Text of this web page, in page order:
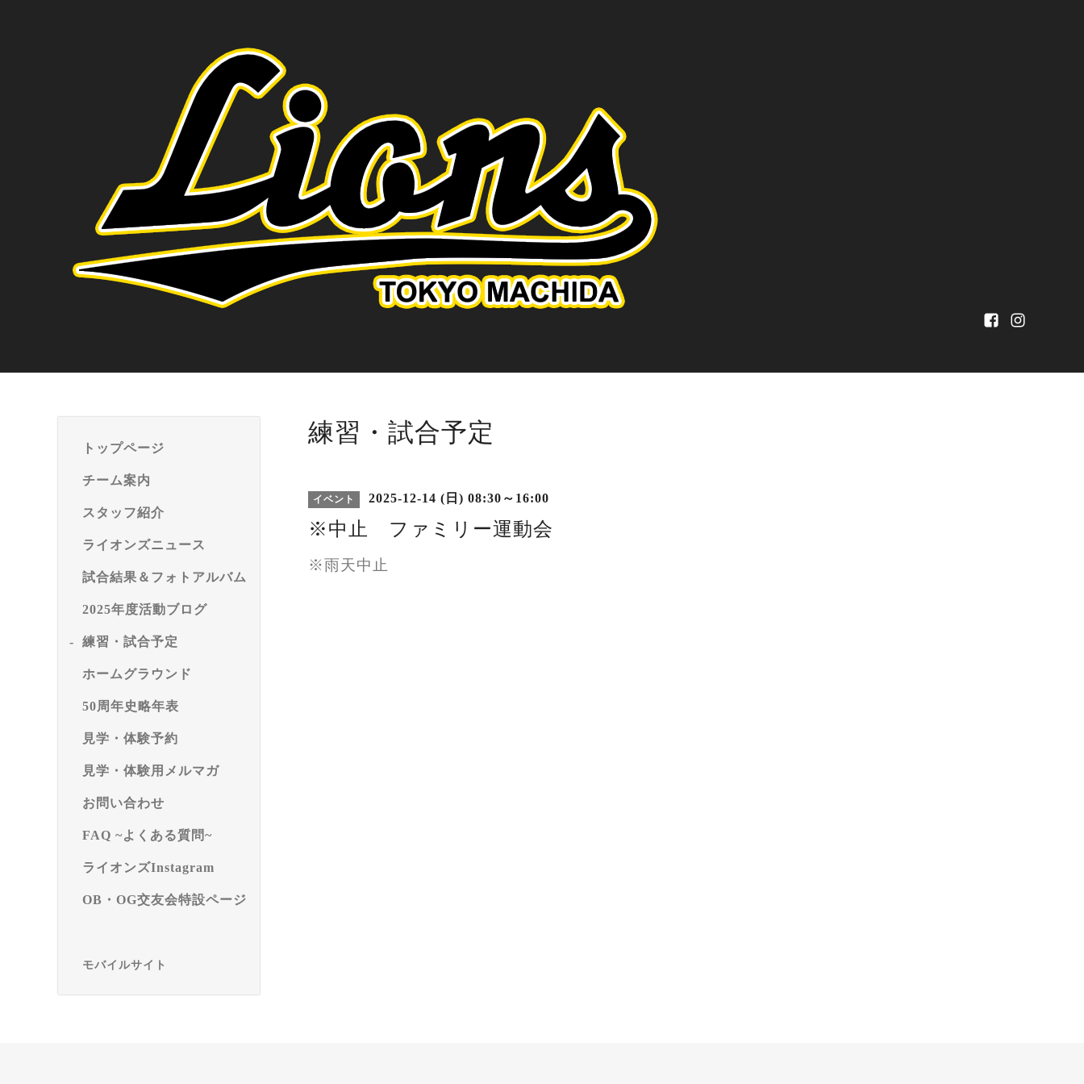
トップページ
チーム案内
スタッフ紹介
ライオンズニュース
試合結果＆フォトアルバム
2025年度活動ブログ
練習・試合予定
ホームグラウンド
50周年史略年表
見学・体験予約
見学・体験用メルマガ
お問い合わせ
FAQ ~よくある質問~
ライオンズInstagram
OB・OG交友会特設ページ
モバイルサイト
練習・試合予定
イベント 2025-12-14 (日) 08:30～16:00
※中止 ファミリー運動会
※雨天中止